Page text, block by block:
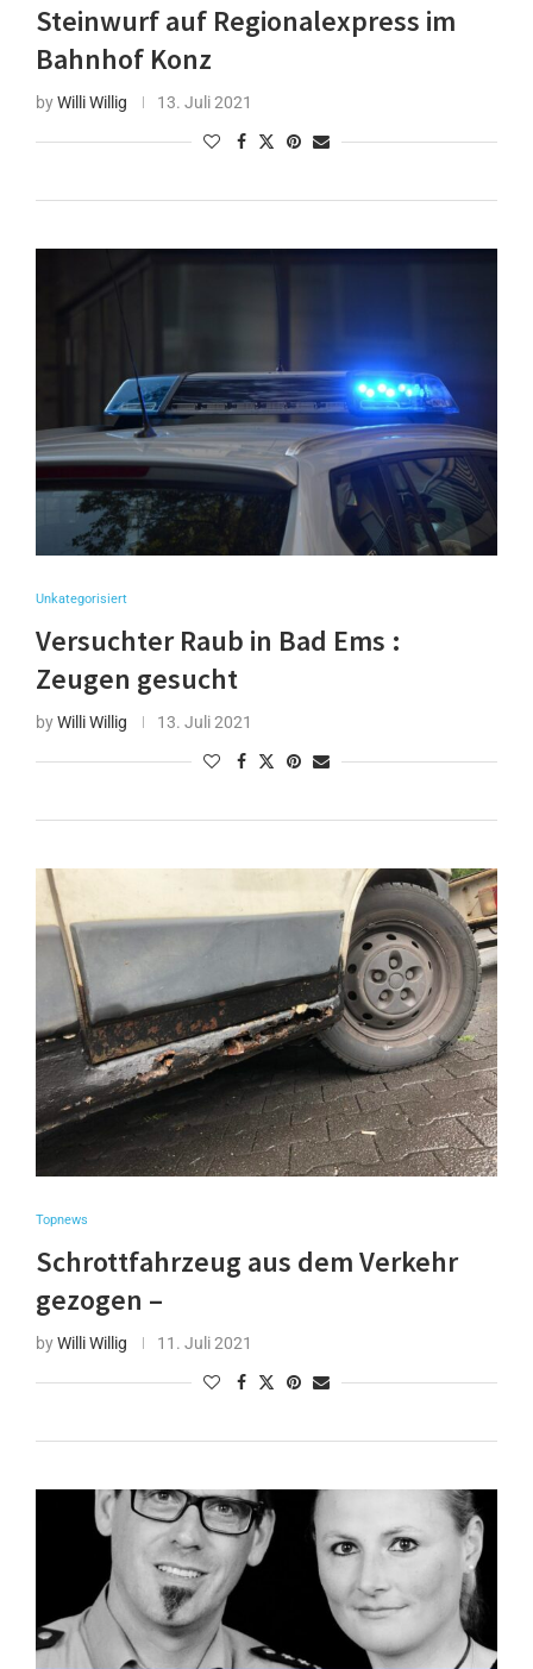
Steinwurf auf Regionalexpress im
Bahnhof Konz
byWilli Willig 13. Juli 2021
Unkategorisiert
Versuchter Raub in Bad Ems :
Zeugen gesucht
byWilli Willig 13. Juli 2021
Topnews
Schrottfahrzeug aus dem Verkehr
gezogen –
byWilli Willig 11. Juli 2021